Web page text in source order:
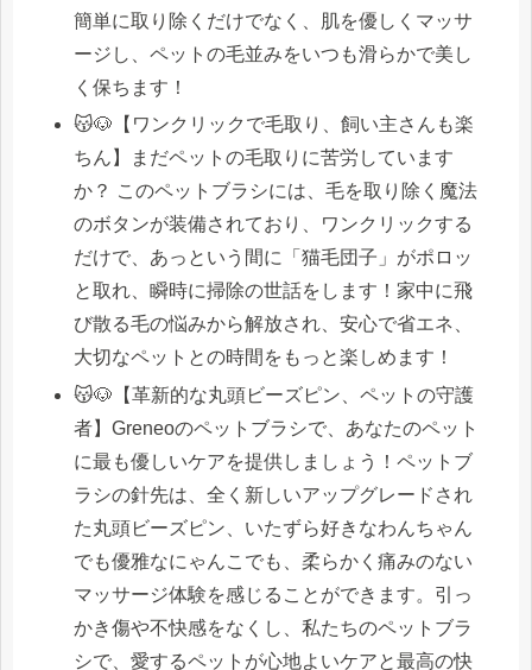
簡単に取り除くだけでなく、肌を優しくマッサ
ージし、ペットの毛並みをいつも滑らかで美し
く保ちます！
😽🐶【ワンクリックで毛取り、飼い主さんも楽
ちん】まだペットの毛取りに苦労しています
か？ このペットブラシには、毛を取り除く魔法
のボタンが装備されており、ワンクリックする
だけで、あっという間に「猫毛団子」がポロッ
と取れ、瞬時に掃除の世話をします！家中に飛
び散る毛の悩みから解放され、安心で省エネ、
大切なペットとの時間をもっと楽しめます！
😽🐶【革新的な丸頭ビーズピン、ペットの守護
者】Greneoのペットブラシで、あなたのペット
に最も優しいケアを提供しましょう！ペットブ
ラシの針先は、全く新しいアップグレードされ
た丸頭ビーズピン、いたずら好きなわんちゃん
でも優雅なにゃんこでも、柔らかく痛みのない
マッサージ体験を感じることができます。引っ
かき傷や不快感をなくし、私たちのペットブラ
シで、愛するペットが心地よいケアと最高の快